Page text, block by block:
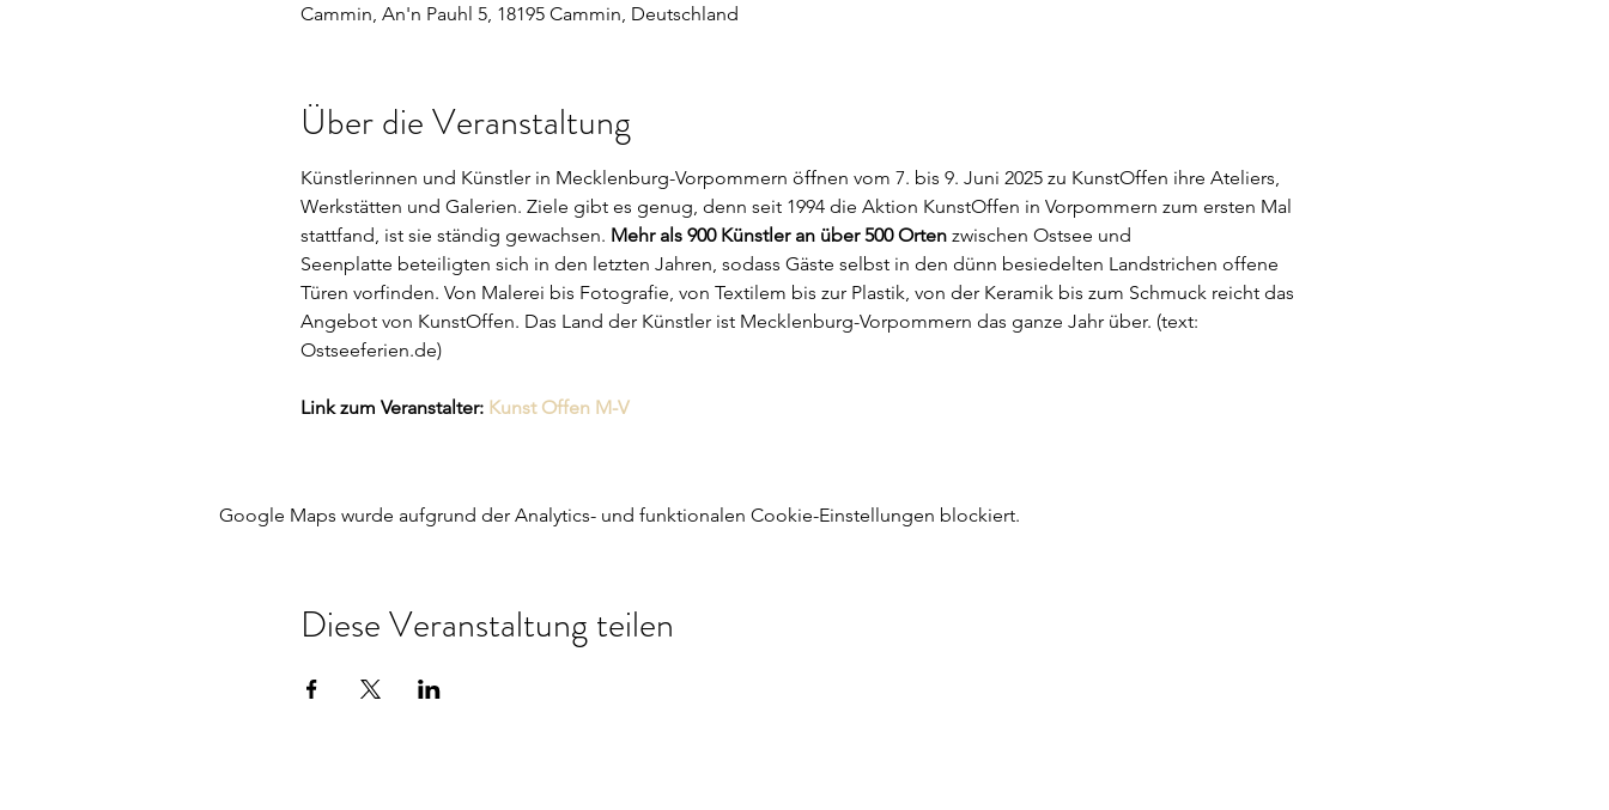
Cammin, An'n Pauhl 5, 18195 Cammin, Deutschland
Über die Veranstaltung
Künstlerinnen und Künstler in Mecklenburg-Vorpommern öffnen vom 7. bis 9. Juni 2025 zu KunstOffen ihre Ateliers,
Werkstätten und Galerien. Ziele gibt es genug, denn seit 1994 die Aktion KunstOffen in Vorpommern zum ersten Mal
stattfand, ist sie ständig gewachsen. Mehr als 900 Künstler an über 500 Orten zwischen Ostsee und
Seenplatte beteiligten sich in den letzten Jahren, sodass Gäste selbst in den dünn besiedelten Landstrichen offene
Türen vorfinden. Von Malerei bis Fotografie, von Textilem bis zur Plastik, von der Keramik bis zum Schmuck reicht das
Angebot von KunstOffen. Das Land der Künstler ist Mecklenburg-Vorpommern das ganze Jahr über. (text:
Ostseeferien.de)
Link zum Veranstalter: Kunst Offen M-V
Google Maps wurde aufgrund der Analytics- und funktionalen Cookie-Einstellungen blockiert.
Diese Veranstaltung teilen